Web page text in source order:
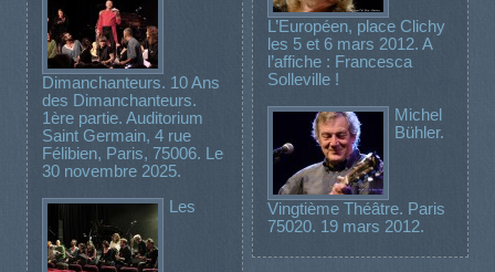
Dimanchanteurs. 10 Ans
des Dimanchanteurs.
1ère partie. Auditorium
Saint Germain, 4 rue
Félibien, Paris, 75006. Le
30 novembre 2025.
Les
L’Européen, place Clichy
les 5 et 6 mars 2012. A
l’affiche : Francesca
Solleville !
Michel
Bühler.
Vingtième Théâtre. Paris
75020. 19 mars 2012.